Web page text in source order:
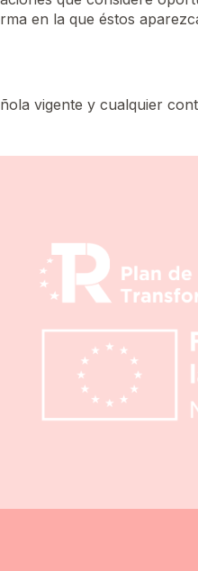
en la que éstos
vigente y cualquier